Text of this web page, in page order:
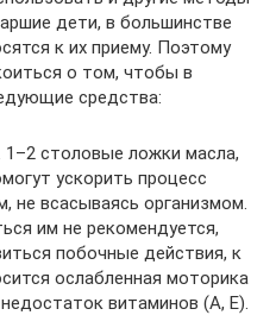
дети, в большинстве
к их приему. Поэтому
о том, чтобы в
средства:
1–2 столовые ложки масла,
ускорить процесс
не всасываясь организмом.
им не рекомендуется,
побочные действия, к
ослабленная моторика
витаминов (А, Е).